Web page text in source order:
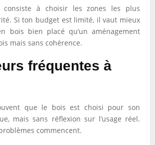
consiste à choisir les zones les plus
Si ton budget est limité, il vaut mieux
bois bien placé qu’un aménagement
mais sans cohérence.
fréquentes à
que le bois est choisi pour son
mais sans réflexion sur l’usage réel.
commencent.